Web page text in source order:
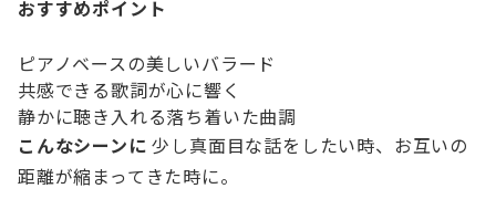
おすすめポイント
ピアノベースの美しいバラード
共感できる歌詞が心に響く
静かに聴き入れる落ち着いた曲調
こんなシーンに 少し真面目な話をしたい時、お互いの
距離が縮まってきた時に。